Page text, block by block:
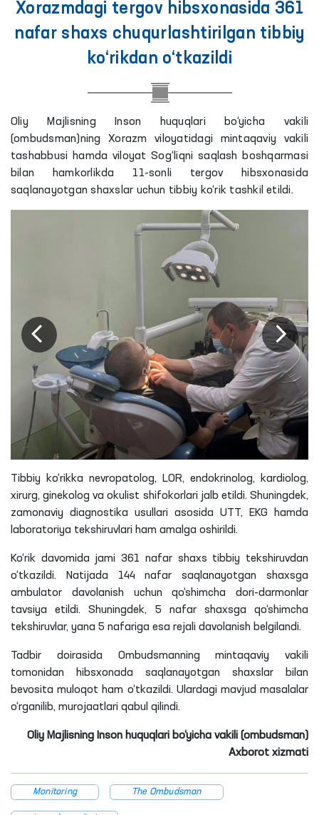
Xorazmdagi tergov hibsxonasida 361
nafar shaxs chuqurlashtirilgan tibbiy
ko‘rikdan o‘tkazildi
Oliy Majlisning Inson huquqlari bo‘yicha vakili
(ombudsman)ning Xorazm viloyatidagi mintaqaviy vakili
tashabbusi hamda viloyat Sog‘liqni saqlash boshqarmasi
bilan hamkorlikda 11-sonli tergov hibsxonasida
saqlanayotgan shaxslar uchun tibbiy ko‘rik tashkil etildi.
Tibbiy ko‘rikka nevropatolog, LOR, endokrinolog, kardiolog,
xirurg, ginekolog va okulist shifokorlari jalb etildi. Shuningdek,
zamonaviy diagnostika usullari asosida UTT, EKG hamda
laboratoriya tekshiruvlari ham amalga oshirildi.
Ko‘rik davomida jami 361 nafar shaxs tibbiy tekshiruvdan
o‘tkazildi. Natijada 144 nafar saqlanayotgan shaxsga
ambulator davolanish uchun qo‘shimcha dori-darmonlar
tavsiya etildi. Shuningdek, 5 nafar shaxsga qo‘shimcha
tekshiruvlar, yana 5 nafariga esa rejali davolanish belgilandi.
Tadbir doirasida Ombudsmanning mintaqaviy vakili
tomonidan hibsxonada saqlanayotgan shaxslar bilan
bevosita muloqot ham o‘tkazildi. Ulardagi mavjud masalalar
o‘rganilib, murojaatlari qabul qilindi.
Oliy Majlisning Inson huquqlari bo‘yicha vakili (ombudsman)
Axborot xizmati
Monitoring The Ombudsman